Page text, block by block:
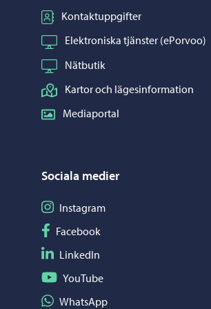
Kontaktuppgifter
Elektroniska tjänster (ePorvoo)
Nätbutik
Kartor och lägesinformation
Mediaportal
Sociala medier
Följ på Instagram
Instagram
Följ på Facebook
Facebook
Följ på LinkedIn
LinkedIn
Följ på YouTube
YouTube
Dela på WhatsApp
WhatsApp